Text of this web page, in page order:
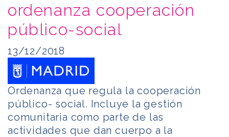
ordenanza cooperación
público-social
13/12/2018
Ordenanza que regula la cooperación
público- social. Incluye la gestión
comunitaria como parte de las
actividades que dan cuerpo a la